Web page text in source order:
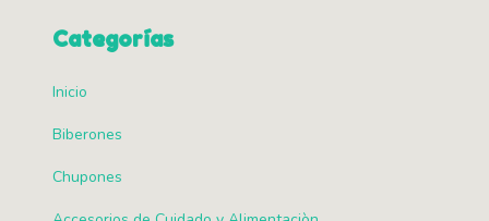
Categorías
Inicio
Biberones
Chupones